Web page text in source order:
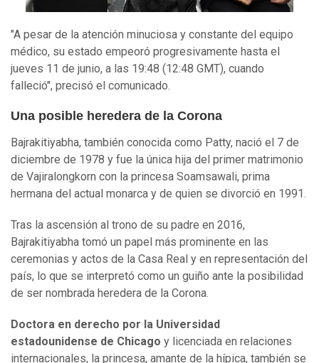
"A pesar de la atención minuciosa y constante del equipo
médico, su estado empeoró progresivamente hasta el
jueves 11 de junio, a las 19:48 (12:48 GMT), cuando
falleció", precisó el comunicado.
Una posible heredera de la Corona
Bajrakitiyabha, también conocida como Patty, nació el 7 de
diciembre de 1978 y fue la única hija del primer matrimonio
de Vajiralongkorn con la princesa Soamsawali, prima
hermana del actual monarca y de quien se divorció en 1991.
Tras la ascensión al trono de su padre en 2016,
Bajrakitiyabha tomó un papel más prominente en las
ceremonias y actos de la Casa Real y en representación del
país, lo que se interpretó como un guiño ante la posibilidad
de ser nombrada heredera de la Corona.
Doctora en derecho por la Universidad
estadounidense de Chicago y licenciada en relaciones
internacionales, la princesa, amante de la hípica, también se